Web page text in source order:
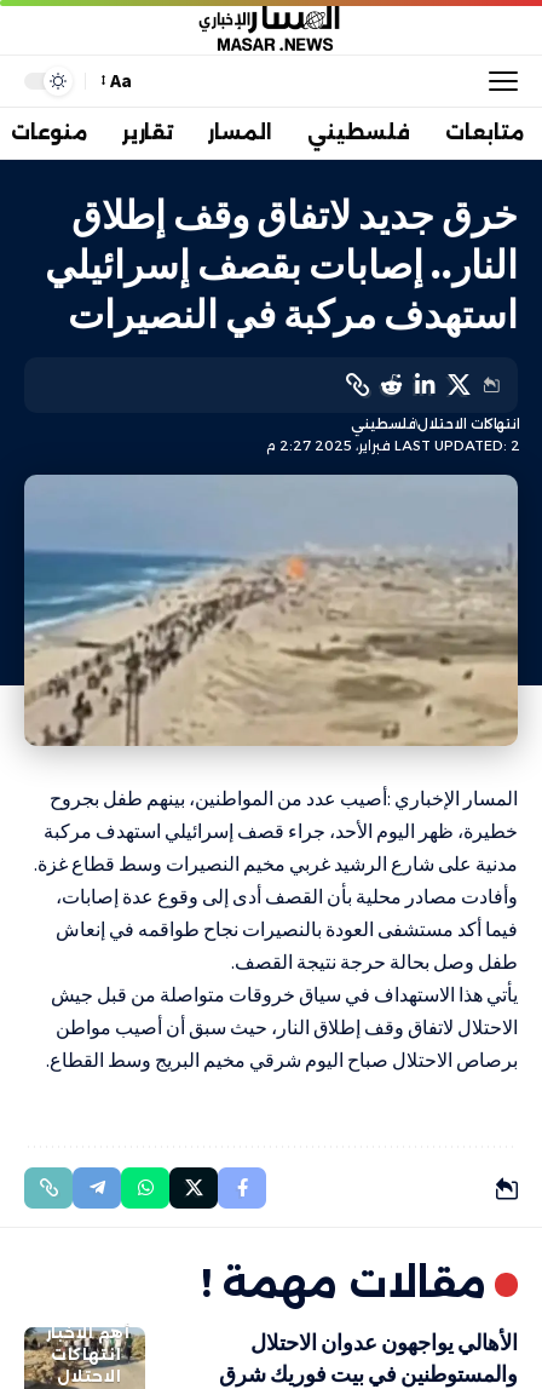
Aa
متابعات فلسطيني المسار تقارير منوعات
خرق جديد لاتفاق وقف إطلاق
النار.. إصابات بقصف إسرائيلي
استهدف مركبة في النصيرات
LAST UPDATED: 2 فبراير، 2025 2:27 م
انتهاكات الاحتلالفلسطيني
المسار الإخباري :أصيب عدد من المواطنين، بينهم طفل بجروح
خطيرة، ظهر اليوم الأحد، جراء قصف إسرائيلي استهدف مركبة
مدنية على شارع الرشيد غربي مخيم النصيرات وسط قطاع غزة.
وأفادت مصادر محلية بأن القصف أدى إلى وقوع عدة إصابات،
فيما أكد مستشفى العودة بالنصيرات نجاح طواقمه في إنعاش
طفل وصل بحالة حرجة نتيجة القصف.
يأتي هذا الاستهداف في سياق خروقات متواصلة من قبل جيش
الاحتلال لاتفاق وقف إطلاق النار، حيث سبق أن أصيب مواطن
برصاص الاحتلال صباح اليوم شرقي مخيم البريج وسط القطاع.
مقالات مهمة !
أهم الاخبار
انتهاكات
الاحتلال
الأهالي يواجهون عدوان الاحتلال
والمستوطنين في بيت فوريك شرق